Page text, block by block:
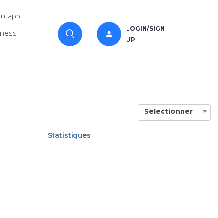
app
LOGIN/SIGN
UP
Sélectionner
Statistiques